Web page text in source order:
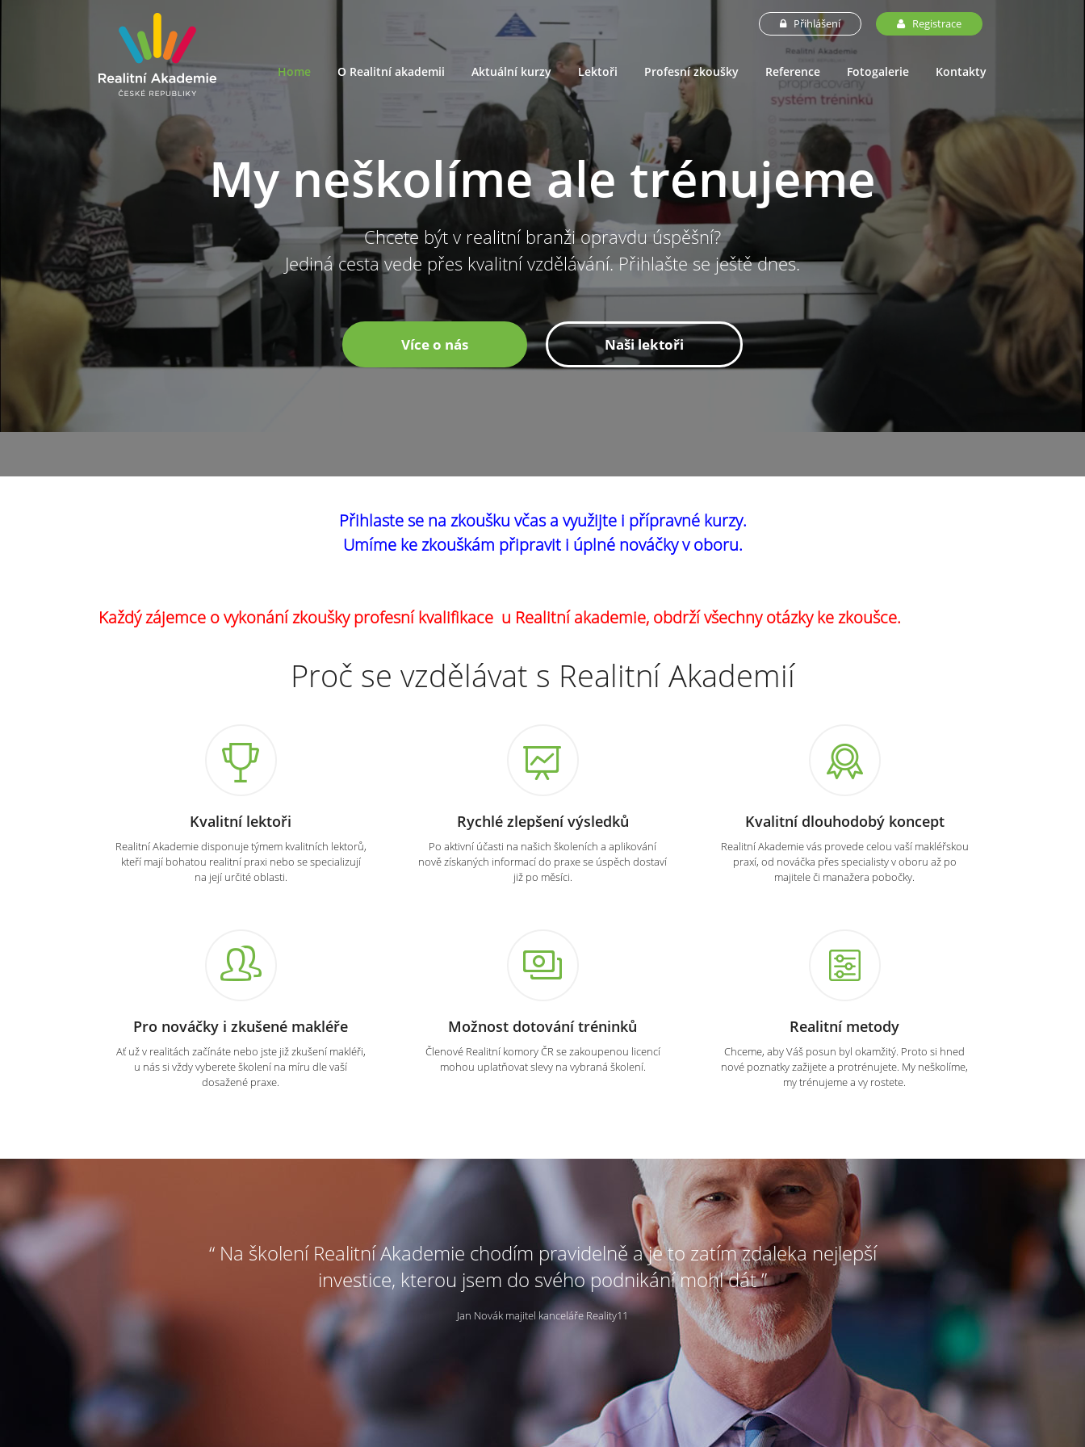
Přihlášení Registrace
Home O Realitní akademii Aktuální kurzy Lektoři Profesní zkoušky Reference Fotogalerie Kontakty
My neškolíme ale trénujeme
Chcete být v realitní branži opravdu úspěšní?
Jediná cesta vede přes kvalitní vzdělávání. Přihlašte se ještě dnes.
Více o nás Naši lektoři
Přihlaste se na zkoušku včas a využijte i přípravné kurzy.
Umíme ke zkouškám připravit i úplné nováčky v oboru.
Každý zájemce o vykonání zkoušky profesní kvalifikace u Realitní akademie, obdrží všechny otázky ke zkoušce.
Proč se vzdělávat s Realitní Akademií
Kvalitní lektoři
Realitní Akademie disponuje týmem kvalitních lektorů,
kteří mají bohatou realitní praxi nebo se specializují
na její určité oblasti.
Rychlé zlepšení výsledků
Po aktivní účasti na našich školeních a aplikování
nově získaných informací do praxe se úspěch dostaví
již po měsíci.
Kvalitní dlouhodobý koncept
Realitní Akademie vás provede celou vaší makléřskou
praxí, od nováčka přes specialisty v oboru až po
majitele či manažera pobočky.
Pro nováčky i zkušené makléře
Ať už v realitách začínáte nebo jste již zkušení makléři,
u nás si vždy vyberete školení na míru dle vaší
dosažené praxe.
Možnost dotování tréninků
Členové Realitní komory ČR se zakoupenou licencí
mohou uplatňovat slevy na vybraná školení.
Realitní metody
Chceme, aby Váš posun byl okamžitý. Proto si hned
nové poznatky zažijete a protrénujete. My neškolíme,
my trénujeme a vy rostete.
“ Na školení Realitní Akademie chodím pravidelně a je to zatím zdaleka nejlepší
investice, kterou jsem do svého podnikání mohl dát ”
Jan Novák majitel kanceláře Reality11